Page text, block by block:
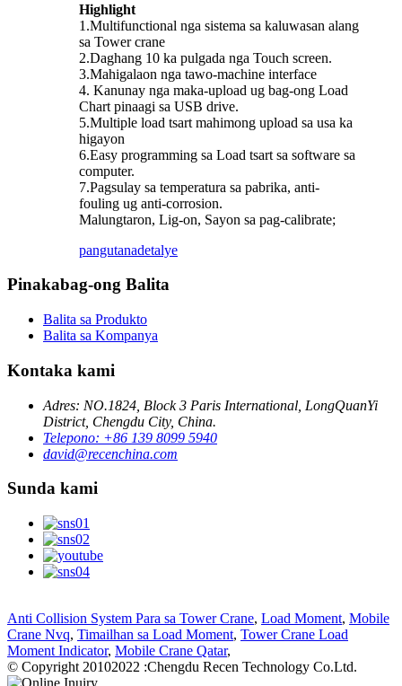
Highlight
1.Multifunctional nga sistema sa kaluwasan alang
sa Tower crane
2.Daghang 10 ka pulgada nga Touch screen.
3.Mahigalaon nga tawo-machine interface
4. Kanunay nga maka-upload ug bag-ong Load
Chart pinaagi sa USB drive.
5.Multiple load tsart mahimong upload sa usa ka
higayon
6.Easy programming sa Load tsart sa software sa
computer.
7.Pagsulay sa temperatura sa pabrika, anti-
fouling ug anti-corrosion.
Malungtaron, Lig-on, Sayon sa pag-calibrate;
pangutanadetalye
Pinakabag-ong Balita
Balita sa Produkto
Balita sa Kompanya
Kontaka kami
Adres: NO.1824, Block 3 Paris International, LongQuanYi
District, Chengdu City, China.
Telepono: +86 139 8099 5940
david@recenchina.com
Sunda kami
Anti Collision System Para sa Tower Crane, Load Moment, Mobile
Crane Nvq, Timailhan sa Load Moment, Tower Crane Load
Moment Indicator, Mobile Crane Qatar,
© Copyright 20102022 :Chengdu Recen Technology Co.Ltd.